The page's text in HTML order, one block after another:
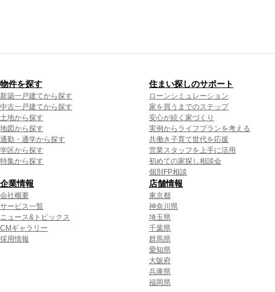
物件を探す
新築一戸建てから探す
中古一戸建てから探す
土地から探す
地図から探す
通勤・通学から探す
学区から探す
特集から探す
住まい探しのサポート
ローンシミュレーション
家を買うまでのステップ
安心が続く家づくり
実例からライフプランを考える
共働き子育て世代を応援
営業スタッフを上手に活用
初めての家探し相談会
個別FP相談
企業情報
会社概要
サービス一覧
ニュース&トピックス
CMギャラリー
採用情報
店舗情報
東京都
神奈川県
埼玉県
千葉県
群馬県
愛知県
大阪府
兵庫県
福岡県